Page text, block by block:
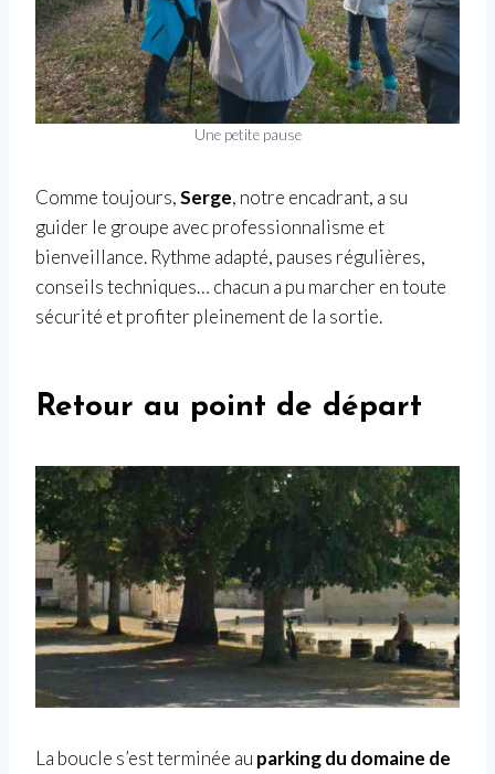
Une petite pause
Comme toujours,Serge, notre encadrant, a su
guider le groupe avec professionnalisme et
bienveillance. Rythme adapté, pauses régulières,
conseils techniques… chacun a pu marcher en toute
sécurité et profiter pleinement de la sortie.
Retour au point de départ
La boucle s’est terminée au parking du domaine de